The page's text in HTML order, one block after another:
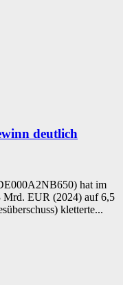
deutlich
hat im
Mrd. EUR (2024) auf 6,5
kletterte...